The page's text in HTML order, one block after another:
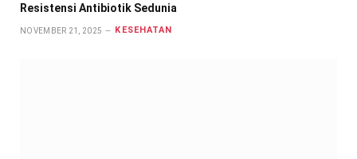
Resistensi Antibiotik Sedunia
NOVEMBER 21, 2025 KESEHATAN